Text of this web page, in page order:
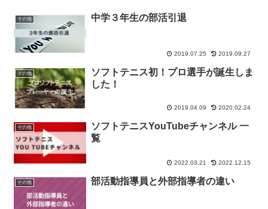
その他 中学３年生の部活引退
2019.07.25 2019.09.27
その他
ソフトテニス初！プロ選手が誕生しま
した！
2019.04.09 2020.02.24
その他
ソフトテニスYouTubeチャンネル 一
覧
2022.03.21 2022.12.15
その他 部活動指導員と外部指導者の違い